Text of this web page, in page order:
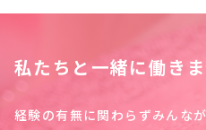
私たちと一緒に働き
経験の有無に関わらずみんな